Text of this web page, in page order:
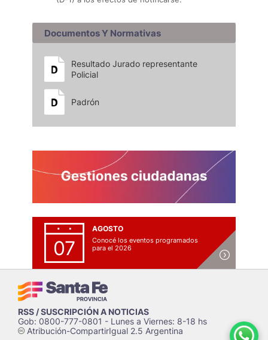
Documentos Y Normativas
Resultado Jurado representante
Policial
Padrón
07
AGOSTO
Conocé los eventos programados
para el 2026
RSS / SUSCRIPCIÓN A NOTICIAS
Gob: 0800-777-0801 - Lunes a Viernes: 8-18 hs
cAtribución-CompartirIgual 2.5 Argentina